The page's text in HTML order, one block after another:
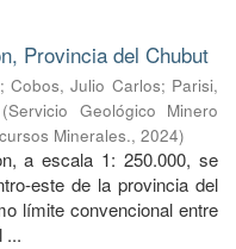
Provincia del Chubut
;Cobos, Julio Carlos; Parisi,
(Servicio Geológico Minero
Minerales., 2024)
a escala 1: 250.000, se
este de la provincia del
límite convencional entre
...